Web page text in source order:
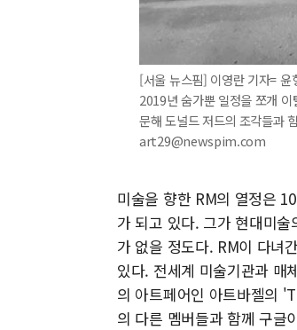
[서울 뉴스핌] 이영란 기자=
2019년 숨가뿐 일정을 쪼개
문해 도널드 저드의 조각들과
art29@newspim.com
미술을 향한 RM의 열정은
가 되고 있다. 그가 현대미
가 없을 정도다. RM이 다녀
있다. 전세계 미술기관과 매
의 아트페어인 아트바젤의
의 다른 멤버들과 함께 구글